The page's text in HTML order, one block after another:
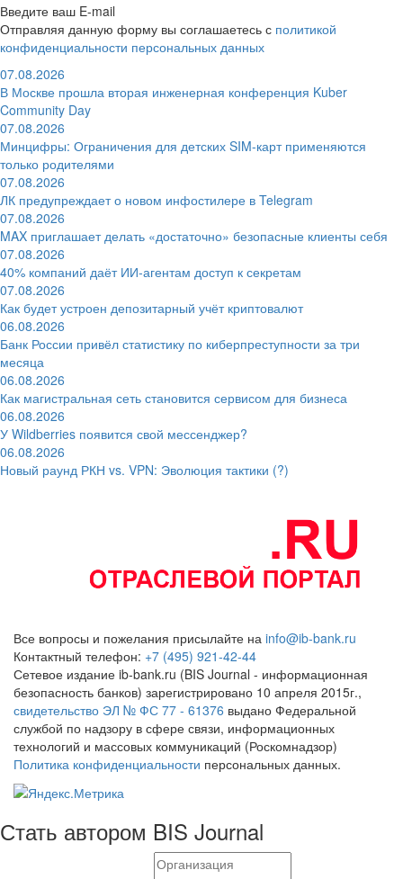
Введите ваш E-mail
Отправляя данную форму вы соглашаетесь с политикой
конфиденциальности персональных данных
07.08.2026
В Москве прошла вторая инженерная конференция Kuber
Community Day
07.08.2026
Минцифры: Ограничения для детских SIM-карт применяются
только родителями
07.08.2026
ЛК предупреждает о новом инфостилере в Telegram
07.08.2026
MAX приглашает делать «достаточно» безопасные клиенты себя
07.08.2026
40% компаний даёт ИИ‑агентам доступ к секретам
07.08.2026
Как будет устроен депозитарный учёт криптовалют
06.08.2026
Банк России привёл статистику по киберпреступности за три
месяца
06.08.2026
Как магистральная сеть становится сервисом для бизнеса
06.08.2026
У Wildberries появится свой мессенджер?
06.08.2026
Новый раунд РКН vs. VPN: Эволюция тактики (?)
Все вопросы и пожелания присылайте на info@ib-bank.ru
Контактный телефон: +7 (495) 921-42-44
Сетевое издание ib-bank.ru (BIS Journal - информационная
безопасность банков) зарегистрировано 10 апреля 2015г.,
свидетельство ЭЛ № ФС 77 - 61376 выдано Федеральной
службой по надзору в сфере связи, информационных
технологий и массовых коммуникаций (Роскомнадзор)
Политика конфиденциальности персональных данных.
Стать автором BIS Journal